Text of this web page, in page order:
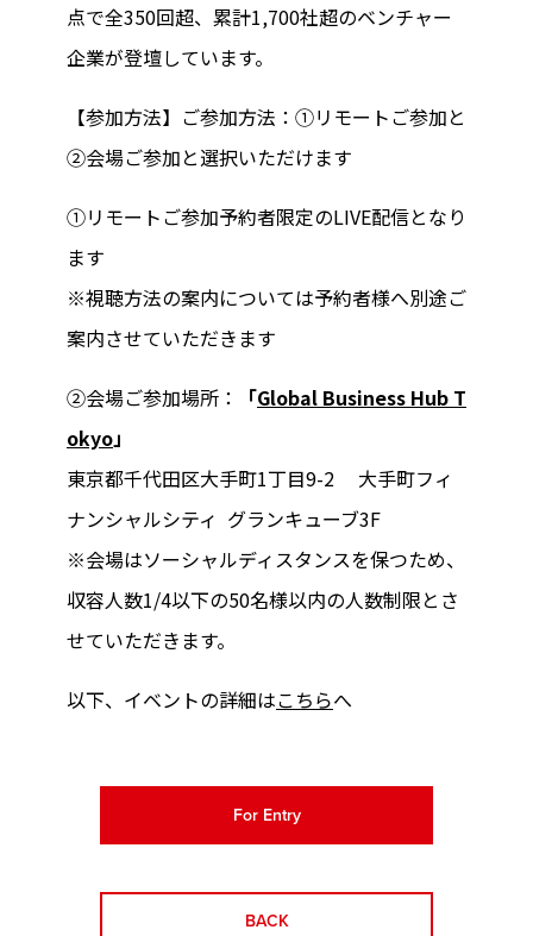
点で全350回超、累計1,700社超のベンチャー
企業が登壇しています。
【参加方法】ご参加方法：①リモートご参加と
②会場ご参加と選択いただけます
①リモートご参加予約者限定のLIVE配信となり
ます
※視聴方法の案内については予約者様へ別途ご
案内させていただきます
②会場ご参加場所： 「Global Business Hub T
okyo」
東京都千代田区大手町1丁目9-2 大手町フィ
ナンシャルシティ グランキューブ3F
※会場はソーシャルディスタンスを保つため、
収容人数1/4以下の50名様以内の人数制限とさ
せていただきます。
以下、イベントの詳細はこちらへ
For Entry
BACK